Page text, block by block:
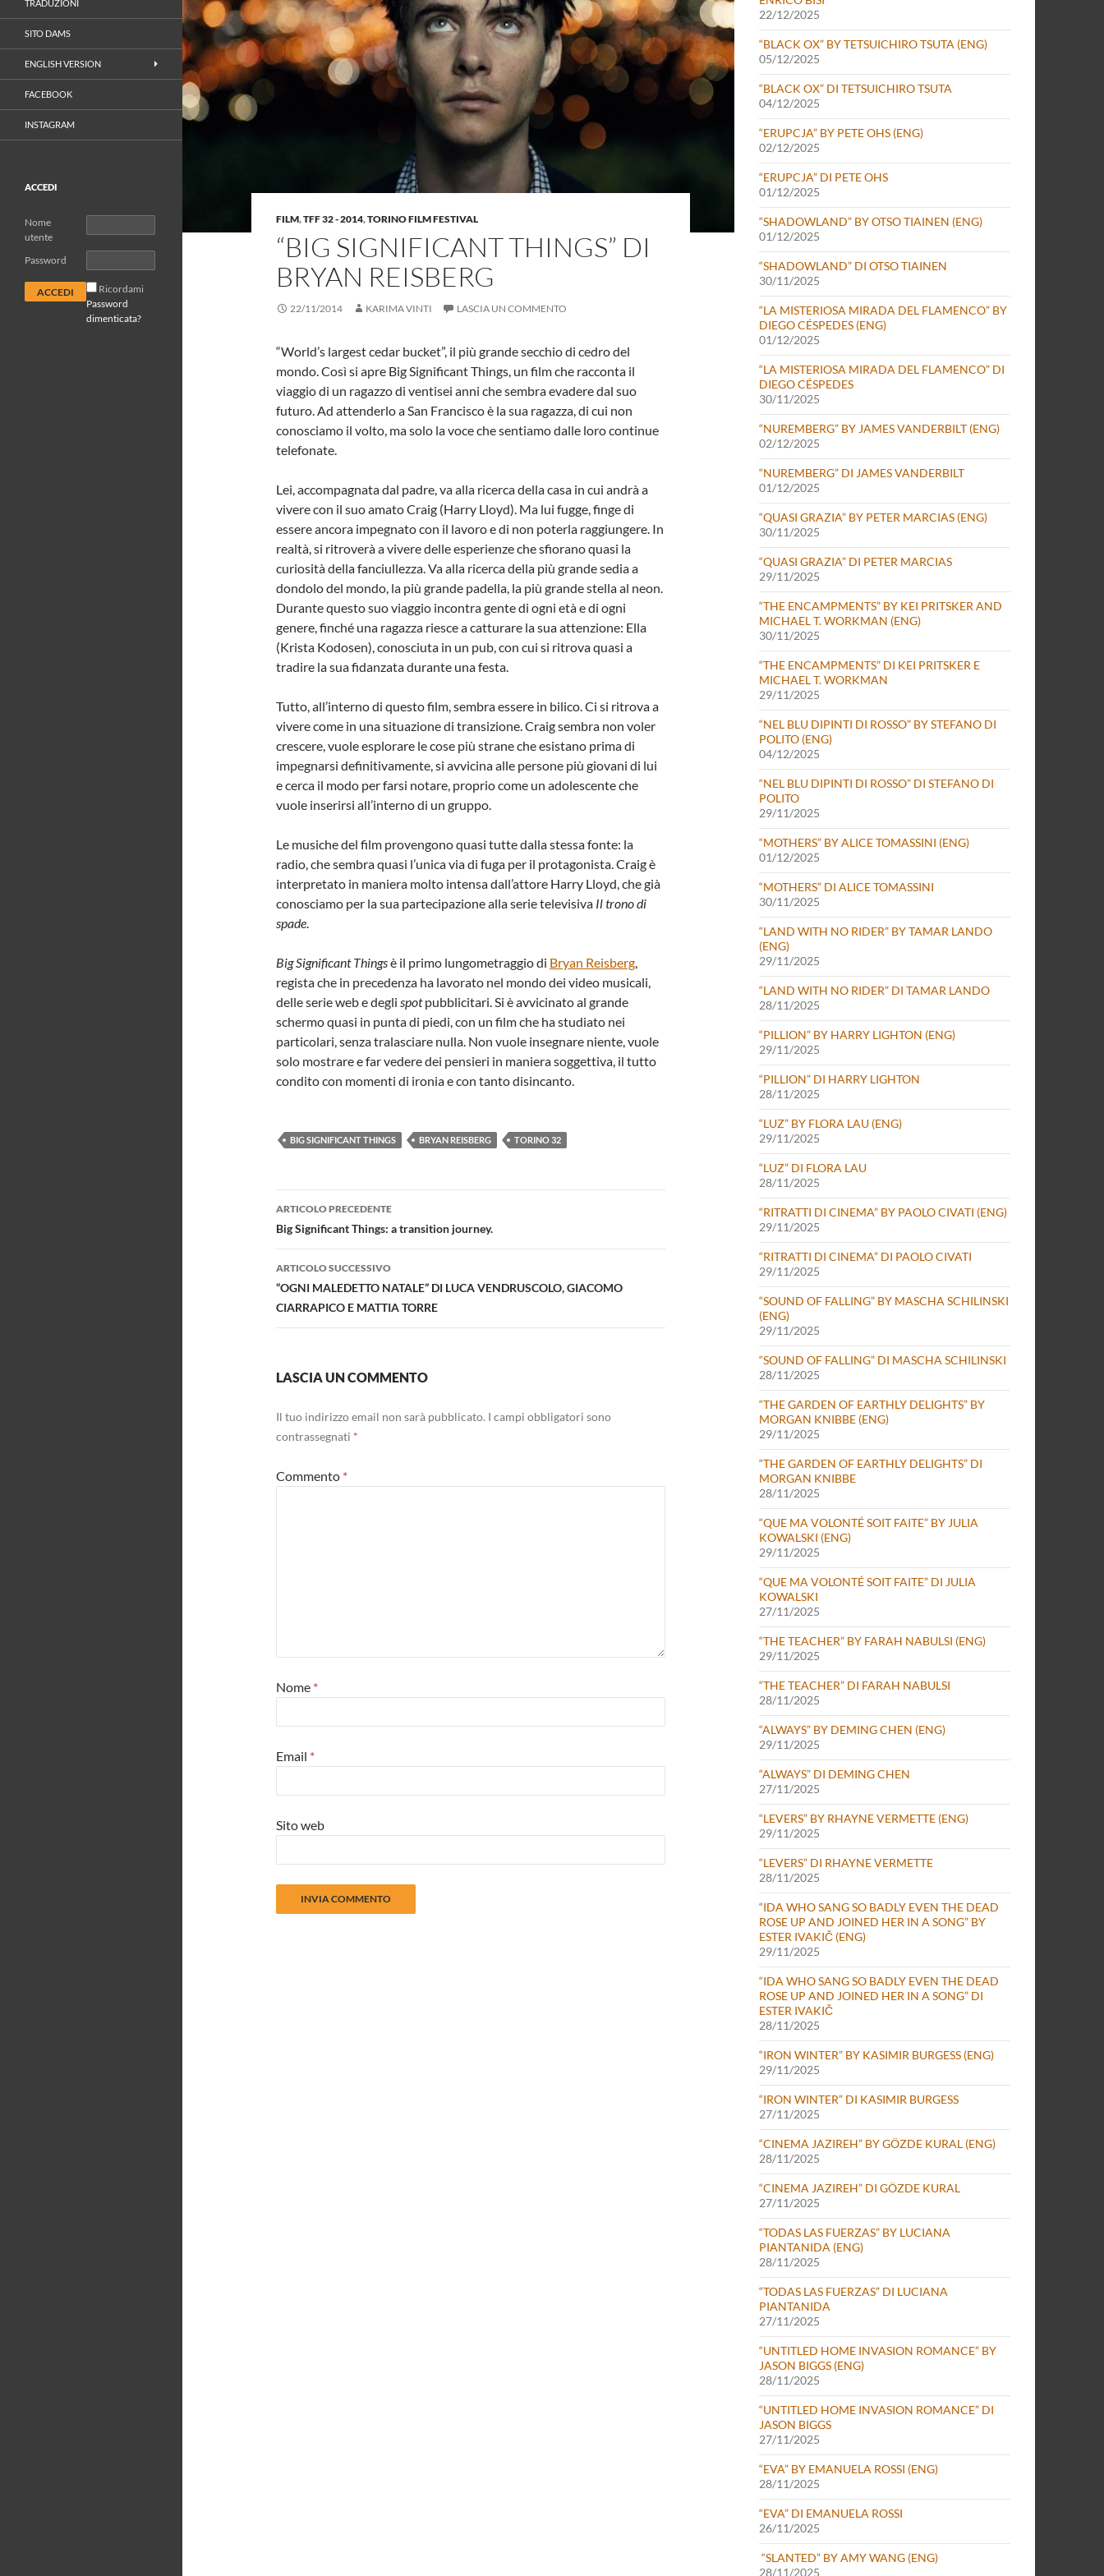
FILM,TFF 32 - 2014,TORINO FILM FESTIVAL
“BIG SIGNIFICANT THINGS” DI
BRYAN REISBERG
22/11/2014 KARIMA VINTI LASCIA UN COMMENTO
“World’s largest cedar bucket”, il più grande secchio di cedro del
mondo. Così si apre Big Significant Things, un film che racconta il
viaggio di un ragazzo di ventisei anni che sembra evadere dal suo
futuro. Ad attenderlo a San Francisco è la sua ragazza, di cui non
conosciamo il volto, ma solo la voce che sentiamo dalle loro continue
telefonate.
Lei, accompagnata dal padre, va alla ricerca della casa in cui andrà a
vivere con il suo amato Craig (Harry Lloyd). Ma lui fugge, finge di
essere ancora impegnato con il lavoro e di non poterla raggiungere. In
realtà, si ritroverà a vivere delle esperienze che sfiorano quasi la
curiosità della fanciullezza. Va alla ricerca della più grande sedia a
dondolo del mondo, la più grande padella, la più grande stella al neon.
Durante questo suo viaggio incontra gente di ogni età e di ogni
genere, finché una ragazza riesce a catturare la sua attenzione: Ella
(Krista Kodosen), conosciuta in un pub, con cui si ritrova quasi a
tradire la sua fidanzata durante una festa.
Tutto, all’interno di questo film, sembra essere in bilico. Ci si ritrova a
vivere come in una situazione di transizione. Craig sembra non voler
crescere, vuole esplorare le cose più strane che esistano prima di
impegnarsi definitivamente, si avvicina alle persone più giovani di lui
e cerca il modo per farsi notare, proprio come un adolescente che
vuole inserirsi all’interno di un gruppo.
Le musiche del film provengono quasi tutte dalla stessa fonte: la
radio, che sembra quasi l’unica via di fuga per il protagonista. Craig è
interpretato in maniera molto intensa dall’attore Harry Lloyd, che già
conosciamo per la sua partecipazione alla serie televisiva Il trono di
spade.
Big Significant Thingsè il primo lungometraggio di Bryan Reisberg,
regista che in precedenza ha lavorato nel mondo dei video musicali,
delle serie web e degli spotpubblicitari. Si è avvicinato al grande
schermo quasi in punta di piedi, con un film che ha studiato nei
particolari, senza tralasciare nulla. Non vuole insegnare niente, vuole
solo mostrare e far vedere dei pensieri in maniera soggettiva, il tutto
condito con momenti di ironia e con tanto disincanto.
BIG SIGNIFICANT THINGS BRYAN REISBERG TORINO 32
Navigazione
articolo
ARTICOLO PRECEDENTE
Big Significant Things: a transition journey.
ARTICOLO SUCCESSIVO
“OGNI MALEDETTO NATALE” DI LUCA VENDRUSCOLO, GIACOMO
CIARRAPICO E MATTIA TORRE
LASCIA UN COMMENTO
Il tuo indirizzo email non sarà pubblicato. I campi obbligatori sono
contrassegnati *
Commento *
Nome *
Email *
Sito web
22/12/2025
“BLACK OX” BY TETSUICHIRO TSUTA (ENG)
05/12/2025
“BLACK OX” DI TETSUICHIRO TSUTA
04/12/2025
“ERUPCJA” BY PETE OHS (ENG)
02/12/2025
“ERUPCJA” DI PETE OHS
01/12/2025
“SHADOWLAND” BY OTSO TIAINEN (ENG)
01/12/2025
“SHADOWLAND” DI OTSO TIAINEN
30/11/2025
“LA MISTERIOSA MIRADA DEL FLAMENCO” BY
DIEGO CÉSPEDES (ENG)
01/12/2025
“LA MISTERIOSA MIRADA DEL FLAMENCO” DI
DIEGO CÉSPEDES
30/11/2025
“NUREMBERG” BY JAMES VANDERBILT (ENG)
02/12/2025
“NUREMBERG” DI JAMES VANDERBILT
01/12/2025
“QUASI GRAZIA” BY PETER MARCIAS (ENG)
30/11/2025
“QUASI GRAZIA” DI PETER MARCIAS
29/11/2025
“THE ENCAMPMENTS” BY KEI PRITSKER AND
MICHAEL T. WORKMAN (ENG)
30/11/2025
“THE ENCAMPMENTS” DI KEI PRITSKER E
MICHAEL T. WORKMAN
29/11/2025
“NEL BLU DIPINTI DI ROSSO” BY STEFANO DI
POLITO (ENG)
04/12/2025
“NEL BLU DIPINTI DI ROSSO” DI STEFANO DI
POLITO
29/11/2025
“MOTHERS” BY ALICE TOMASSINI (ENG)
01/12/2025
“MOTHERS” DI ALICE TOMASSINI
30/11/2025
“LAND WITH NO RIDER” BY TAMAR LANDO
(ENG)
29/11/2025
“LAND WITH NO RIDER” DI TAMAR LANDO
28/11/2025
“PILLION” BY HARRY LIGHTON (ENG)
29/11/2025
“PILLION” DI HARRY LIGHTON
28/11/2025
“LUZ” BY FLORA LAU (ENG)
29/11/2025
“LUZ” DI FLORA LAU
28/11/2025
“RITRATTI DI CINEMA” BY PAOLO CIVATI (ENG)
29/11/2025
“RITRATTI DI CINEMA” DI PAOLO CIVATI
29/11/2025
“SOUND OF FALLING” BY MASCHA SCHILINSKI
(ENG)
29/11/2025
“SOUND OF FALLING” DI MASCHA SCHILINSKI
28/11/2025
“THE GARDEN OF EARTHLY DELIGHTS” BY
MORGAN KNIBBE (ENG)
29/11/2025
“THE GARDEN OF EARTHLY DELIGHTS” DI
MORGAN KNIBBE
28/11/2025
“QUE MA VOLONTÉ SOIT FAITE” BY JULIA
KOWALSKI (ENG)
29/11/2025
“QUE MA VOLONTÉ SOIT FAITE” DI JULIA
KOWALSKI
27/11/2025
“THE TEACHER” BY FARAH NABULSI (ENG)
29/11/2025
“THE TEACHER” DI FARAH NABULSI
28/11/2025
“ALWAYS” BY DEMING CHEN (ENG)
29/11/2025
“ALWAYS” DI DEMING CHEN
27/11/2025
“LEVERS” BY RHAYNE VERMETTE (ENG)
29/11/2025
“LEVERS” DI RHAYNE VERMETTE
28/11/2025
“IDA WHO SANG SO BADLY EVEN THE DEAD
ROSE UP AND JOINED HER IN A SONG” BY
ESTER IVAKIČ (ENG)
29/11/2025
“IDA WHO SANG SO BADLY EVEN THE DEAD
ROSE UP AND JOINED HER IN A SONG” DI
ESTER IVAKIČ
28/11/2025
“IRON WINTER” BY KASIMIR BURGESS (ENG)
29/11/2025
“IRON WINTER” DI KASIMIR BURGESS
27/11/2025
“CINEMA JAZIREH” BY GÖZDE KURAL (ENG)
28/11/2025
“CINEMA JAZIREH” DI GÖZDE KURAL
27/11/2025
“TODAS LAS FUERZAS” BY LUCIANA
PIANTANIDA (ENG)
28/11/2025
“TODAS LAS FUERZAS” DI LUCIANA
PIANTANIDA
27/11/2025
“UNTITLED HOME INVASION ROMANCE” BY
JASON BIGGS (ENG)
28/11/2025
“UNTITLED HOME INVASION ROMANCE” DI
JASON BIGGS
27/11/2025
“EVA” BY EMANUELA ROSSI (ENG)
28/11/2025
“EVA” DI EMANUELA ROSSI
26/11/2025
“SLANTED” BY AMY WANG (ENG)
28/11/2025
TRADUZIONI
SITO DAMS
ENGLISH VERSION
FACEBOOK
INSTAGRAM
ACCEDI
Nome
utente
Password
Ricordami
Password
dimenticata?